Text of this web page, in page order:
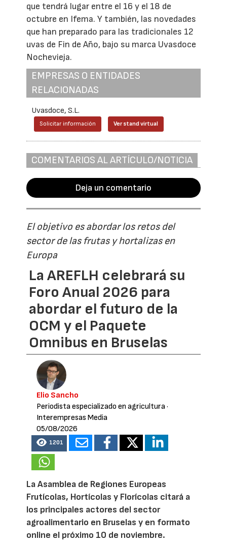
que tendrá lugar entre el 16 y el 18 de
octubre en Ifema. Y también, las novedades
que han preparado para las tradicionales 12
uvas de Fin de Año, bajo su marca Uvasdoce
Nochevieja.
EMPRESAS O ENTIDADES
RELACIONADAS
Uvasdoce, S.L.
Solicitar información Ver stand virtual
COMENTARIOS AL ARTÍCULO/NOTICIA
Deja un comentario
El objetivo es abordar los retos del
sector de las frutas y hortalizas en
Europa
La AREFLH celebrará su
Foro Anual 2026 para
abordar el futuro de la
OCM y el Paquete
Omnibus en Bruselas
Elio Sancho
Periodista especializado en agricultura·
Interempresas Media
05/08/2026
1201
La Asamblea de Regiones Europeas
Frutícolas, Hortícolas y Florícolas citará a
los principales actores del sector
agroalimentario en Bruselas y en formato
online el próximo 10 de noviembre.